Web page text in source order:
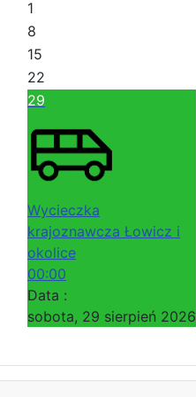
1
8
15
22
29
Wycieczka
krajoznawcza Łowicz i
okolice
00:00
Data :
sobota, 29 sierpień 2026